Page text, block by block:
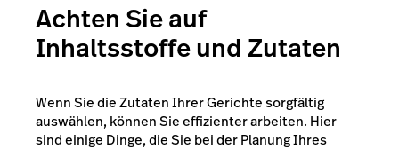
Achten Sie auf
Inhaltsstoffe und Zutaten
Wenn Sie die Zutaten Ihrer Gerichte sorgfältig
auswählen, können Sie effizienter arbeiten. Hier
sind einige Dinge, die Sie bei der Planung Ihres